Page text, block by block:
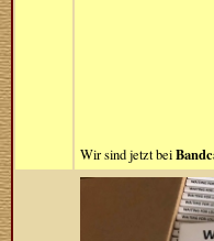
Wir sind jetzt bei